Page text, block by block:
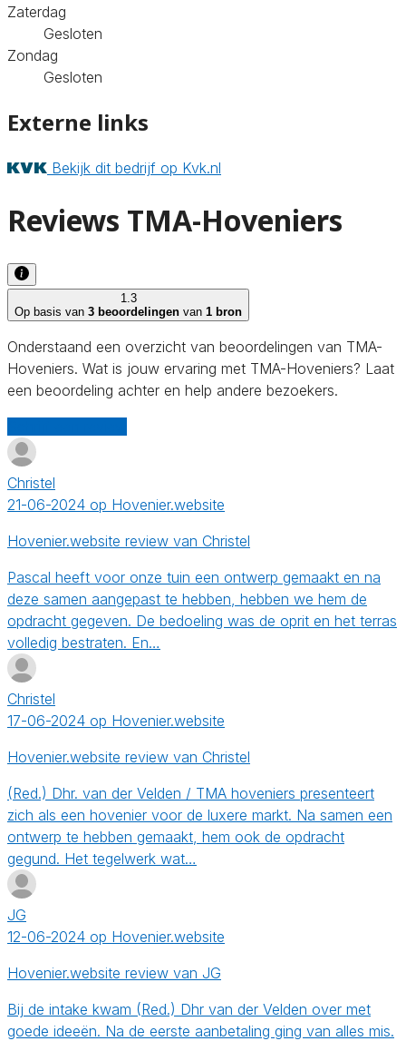
Zaterdag
Gesloten
Zondag
Gesloten
Externe links
Bekijk dit bedrijf op Kvk.nl
Reviews TMA-Hoveniers
1.3
Op basis van 3 beoordelingen van 1 bron
Onderstaand een overzicht van beoordelingen van TMA-
Hoveniers. Wat is jouw ervaring met TMA-Hoveniers? Laat
een beoordeling achter en help andere bezoekers.
Christel
21-06-2024 op Hovenier.website
Hovenier.website review van Christel
Pascal heeft voor onze tuin een ontwerp gemaakt en na
deze samen aangepast te hebben, hebben we hem de
opdracht gegeven. De bedoeling was de oprit en het terras
volledig bestraten. En…
Christel
17-06-2024 op Hovenier.website
Hovenier.website review van Christel
(Red.) Dhr. van der Velden / TMA hoveniers presenteert
zich als een hovenier voor de luxere markt. Na samen een
ontwerp te hebben gemaakt, hem ook de opdracht
gegund. Het tegelwerk wat…
JG
12-06-2024 op Hovenier.website
Hovenier.website review van JG
Bij de intake kwam (Red.) Dhr van der Velden over met
goede ideeën. Na de eerste aanbetaling ging van alles mis.